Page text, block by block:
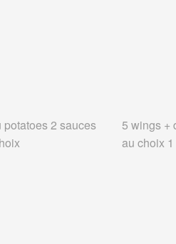
2 sauces
5 wings +
au choix